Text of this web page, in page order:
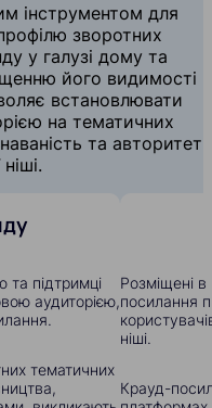
інструментом для
зворотних
у галузі дому та
його видимості
встановлювати
на тематичних
та авторитет
та підтримці
аудиторією,
тематичних
Розміщені в
посилання
ніші.
Крауд-